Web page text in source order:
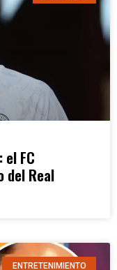
FC
del Real
ENTRETENIMIENTO